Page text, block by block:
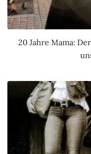
20 Jahre Mama: